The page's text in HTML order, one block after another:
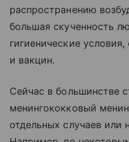
распространению
большая скученность
гигиенические
и вакцин.
Сейчас в большинстве
менингококковый
отдельных случаев или